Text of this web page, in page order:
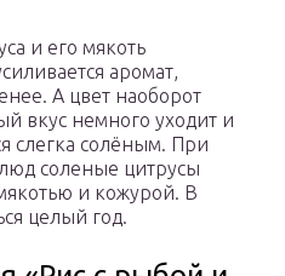
и его мякоть
аромат,
А цвет наоборот
вкус немного уходит и
слегка солёным. При
соленые цитрусы
и кожурой. В
целый год.